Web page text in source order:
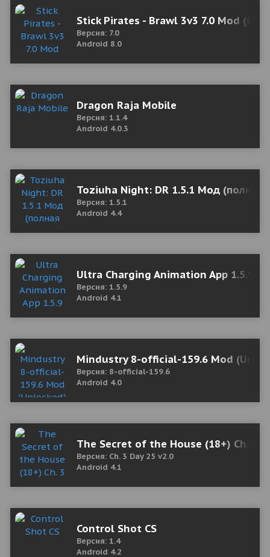
Stick Pirates - Brawl 3v3 7.0 Mod
Версия: 7.0
Android 8.0
Dragon Raja Mobile
Версия: 1.1.4
Android 4.0.3
Toziuha Night: DR 1.5.1 Мод (полная
Версия: 1.5.1
Android 4.4
Ultra Charging Animation App 1.5.9
Версия: 1.5.9
Android 4.1
Mindustry 8-official-159.6 Mod
Версия: 8-official-159.6
Android 4.0
The Secret of the House (18+) Ch. 3
Версия: Ch. 3 Day 25 v2.0
Android 4.1
Control Shot CS
Версия: 1.4
Android 4.2